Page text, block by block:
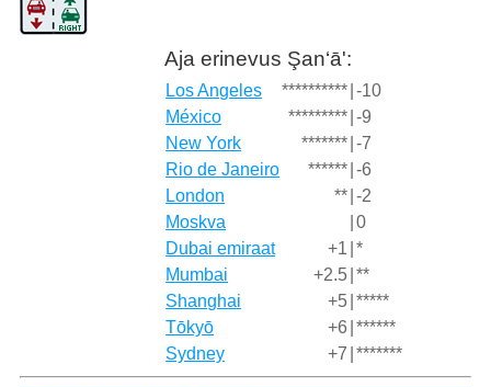
Aja erinevus Şan‘ā':
Los Angeles ********** -10
México
********* -9
New York
******* -7
Rio de Janeiro
****** -6
London
** -2
Moskva
0
Dubai emiraat
+1 *
Mumbai
+2.5 **
Shanghai
+5 *****
Tōkyō
+6 ******
Sydney
+7 *******